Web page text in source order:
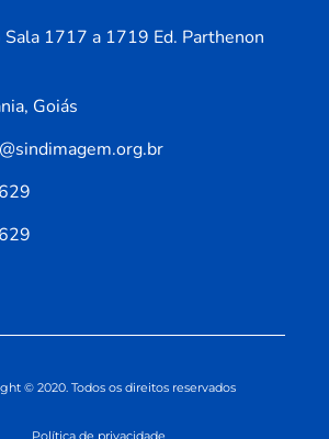
Sala 1717 a 1719 Ed. Parthenon
Goiás
© 2020. Todos os direitos reservados
Política de privacidade